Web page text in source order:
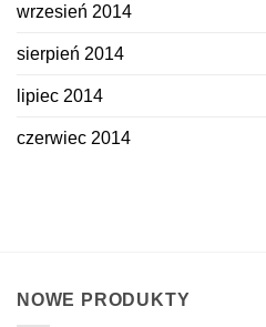
wrzesień 2014
sierpień 2014
lipiec 2014
czerwiec 2014
NOWE PRODUKTY